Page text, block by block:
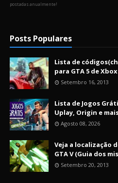
postadas anualmente!
Posts Populares
Lista de
para GTA 5 de Xbox
Setembro 16, 2013
Lista de Jogos
Uplay, Origin e
Agosto 08, 2026
Veja a localização
GTA V (Guia dos
Setembro 20, 2013